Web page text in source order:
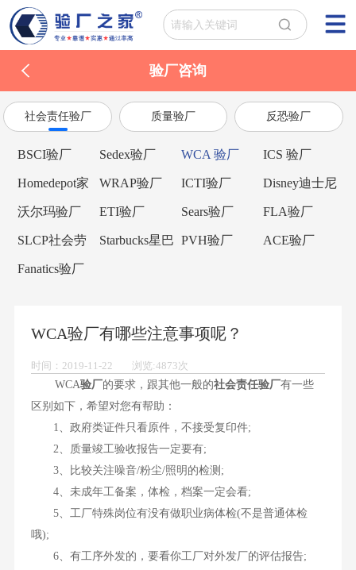
验厂咨询
社会责任验厂 质量验厂 反恐验厂
BSCI验厂 Sedex验厂 WCA 验厂 ICS 验厂
Homedepot家
得宝验厂
WRAP验厂 ICTI验厂
Disney迪士尼
验厂
沃尔玛验厂 ETI验厂 Sears验厂 FLA验厂
SLCP社会劳
工整合项目
Starbucks星巴 PVH验厂 ACE验厂
Fanatics验厂
WCA验厂有哪些注意事项呢？
时间：2019-11-22 浏览:4873次
WCA验厂的要求，跟其他一般的社会责任验厂有一些
区别如下，希望对您有帮助：
1、政府类证件只看原件，不接受复印件;
2、质量竣工验收报告一定要有;
3、比较关注噪音/粉尘/照明的检测;
4、未成年工备案，体检，档案一定会看;
5、工厂特殊岗位有没有做职业病体检(不是普通体检
哦);
6、有工序外发的，要看你工厂对外发厂的评估报告;